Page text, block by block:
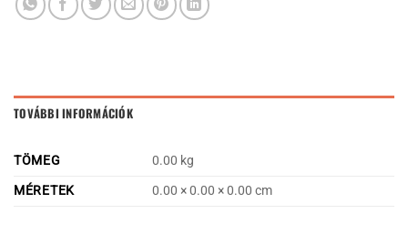
TOVÁBBI INFORMÁCIÓK
TÖMEG
0.00 kg
MÉRETEK
0.00 × 0.00 × 0.00 cm